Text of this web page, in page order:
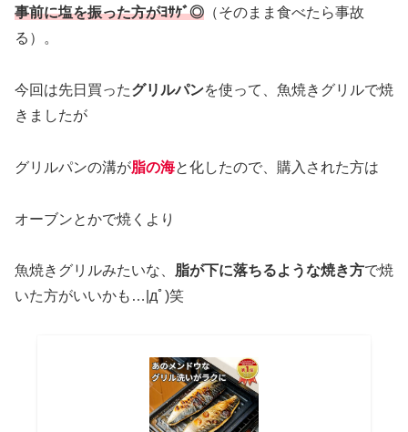
事前に塩を振った方がﾖｻｹﾞ◎ （そのまま食べたら事故
る）。
今回は先日買ったグリルパンを使って、魚焼きグリルで焼
きましたが
グリルパンの溝が脂の海と化したので、購入された方は
オーブンとかで焼くより
魚焼きグリルみたいな、 脂が下に落ちるような焼き方で焼
いた方がいいかも…|дﾟ)笑